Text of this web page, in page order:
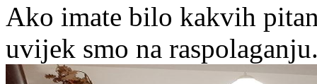
Ako imate bilo kakvih
uvijek smo na